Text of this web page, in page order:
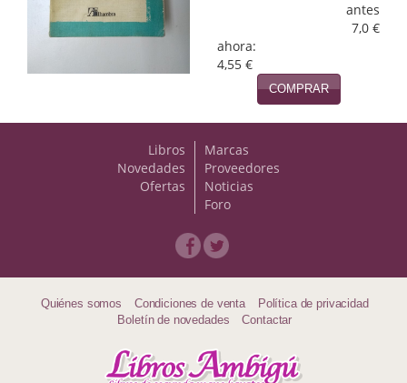
Novela Extranjera
Papás, Mamás, Bebés…
antes
7,0 €
ahora:
4,55 €
COMPRAR
Libros
Novedades
Ofertas
Marcas
Proveedores
Noticias
Foro
Quiénes somos Condiciones de venta
Política de privacidad
Boletín de novedades
Contactar